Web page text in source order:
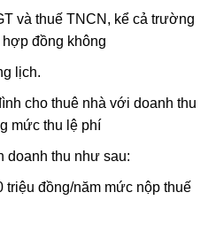
và thuế TNCN, kể cả trường
đồng không
lịch.
cho thuê nhà với doanh thu
mức thu lệ phí
doanh thu như sau:
triệu đồng/năm mức nộp thuế